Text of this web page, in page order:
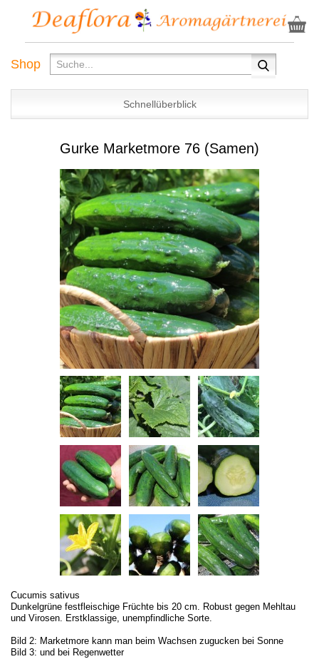
Shop
Schnellüberblick
Gurke Marketmore 76 (Samen)
Cucumis sativus
Dunkelgrüne festfleischige Früchte bis 20 cm. Robust gegen Mehltau
und Virosen. Erstklassige, unempfindliche Sorte.
Bild 2: Marketmore kann man beim Wachsen zugucken bei Sonne
Bild 3: und bei Regenwetter